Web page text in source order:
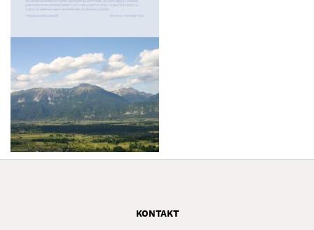
DOŽIVETI
KJE
SPATI
ZA
ŠOLE
KONTAKT